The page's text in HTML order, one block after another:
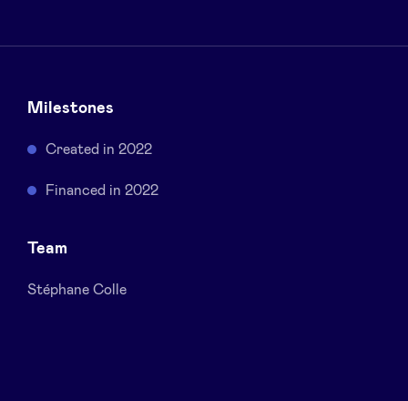
Accès Dealflow investisseur
fr en
Milestones
Created in 2022
Financed in 2022
Team
Stéphane Colle